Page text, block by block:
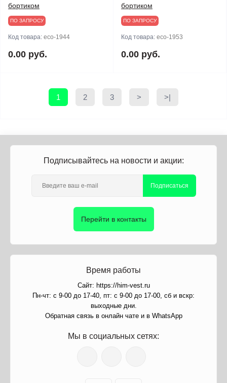
бортиком
ПО ЗАПРОСУ
Код товара: eco-1944
0.00 руб.
бортиком
ПО ЗАПРОСУ
Код товара: eco-1953
0.00 руб.
1 2 3 > >|
Подписывайтесь на новости и акции:
Подписаться
Перейти в контакты
Время работы
Сайт: https://him-vest.ru
Пн-чт: с 9-00 до 17-40, пт: с 9-00 до 17-00, сб и вскр:
выходные дни.
Обратная связь в онлайн чате и в WhatsApp
Мы в социальных сетях: